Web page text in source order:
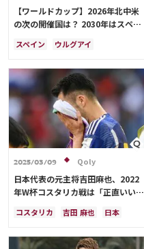
【ワールドカップ】2026年北中米
の次の開催国は？ 2030年はスペイ
共催！ ウルグアイ・アルゼンチ
スペイン
ウルグアイ
モロッコ
ブラジル
ドイツ
サウジアラビア
メキシコ
アメリカ
フランス
イングランド
日本
カナダ
韓国
セルビア
スイス
オーストラリア
カタール
ウェールズ
2025/03/09 Qoly
日本代表の元主将吉田麻也、2022
年W杯コスタリカ戦は「正直いい思
コスタリカ 吉田 麻也
日本
山根 視来
スペイン